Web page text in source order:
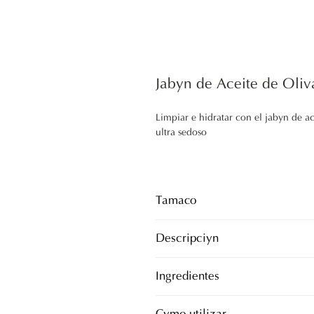
Jabón de Aceite de
Limpiar e hidratar con el jabón de
ultra sedoso
Tamaño
Descripción
formulado con aceite de oliva puro
Ingredientes